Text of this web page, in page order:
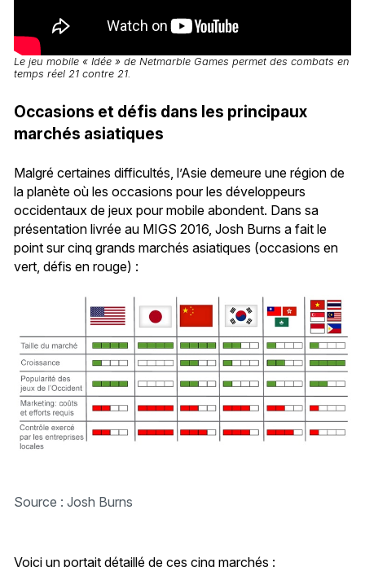
Le jeu mobile « Idée » de Netmarble Games permet des combats en
temps réel 21 contre 21.
Occasions et défis dans les principaux
marchés asiatiques
Malgré certaines difficultés, l’Asie demeure une région de
la planète où les occasions pour les développeurs
occidentaux de jeux pour mobile abondent. Dans sa
présentation livrée au MIGS 2016, Josh Burns a fait le
point sur cinq grands marchés asiatiques (occasions en
vert, défis en rouge) :
Source : Josh Burns
Voici un portait détaillé de ces cinq marchés :